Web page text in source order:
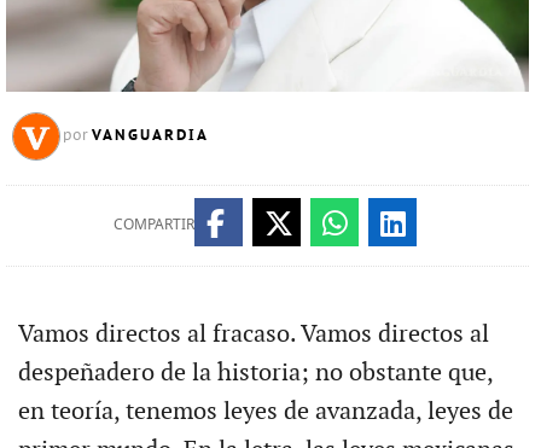
por VANGUARDIA
COMPARTIR
Vamos directos al fracaso. Vamos directos al
despeñadero de la historia; no obstante que,
en teoría, tenemos leyes de avanzada, leyes de